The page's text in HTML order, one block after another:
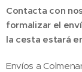
Contacta con
formalizar el
la cesta estará
Envíos a